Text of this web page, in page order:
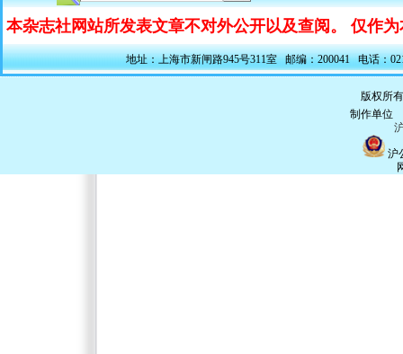
本杂志社网站所发表文章不对外公开以及查阅。 仅作
地址：上海市新闸路945号311室 邮编：200041 电话：
版权所
制作单位
沪